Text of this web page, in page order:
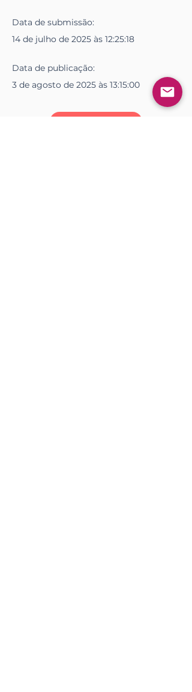
Data de submissão:
14 de julho de 2025 às 12:25:18
Data de publicação:
3 de agosto de 2025 às 13:15:00